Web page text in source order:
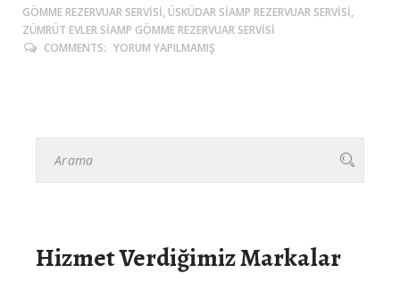
GÖMME REZERVUAR SERVISI, ÜSKÜDAR SIAMP REZERVUAR SERVISI,
ZÜMRÜT EVLER SIAMP GÖMME REZERVUAR SERVISI
COMMENTS: YORUM YAPILMAMIŞ
Hizmet Verdiğimiz Markalar